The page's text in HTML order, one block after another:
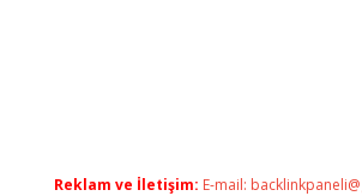
Reklam ve İletişim: E-mail: